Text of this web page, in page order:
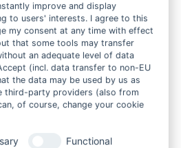
BIO-VITALPILZ in
improve and display
to users' interests. I agree to this
my consent at any time with effect
that some tools may transfer
an adequate level of data
(incl. data transfer to non-EU
the data may be used by us as
third-party providers (also from
of course, change your cookie
Functional